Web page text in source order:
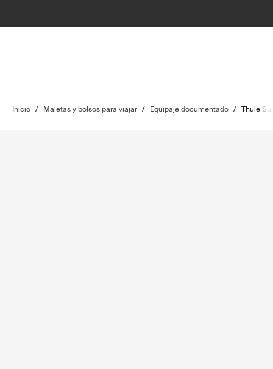
Inicio / Maletas y bolsos para viajar / Equipaje documentado / Thule